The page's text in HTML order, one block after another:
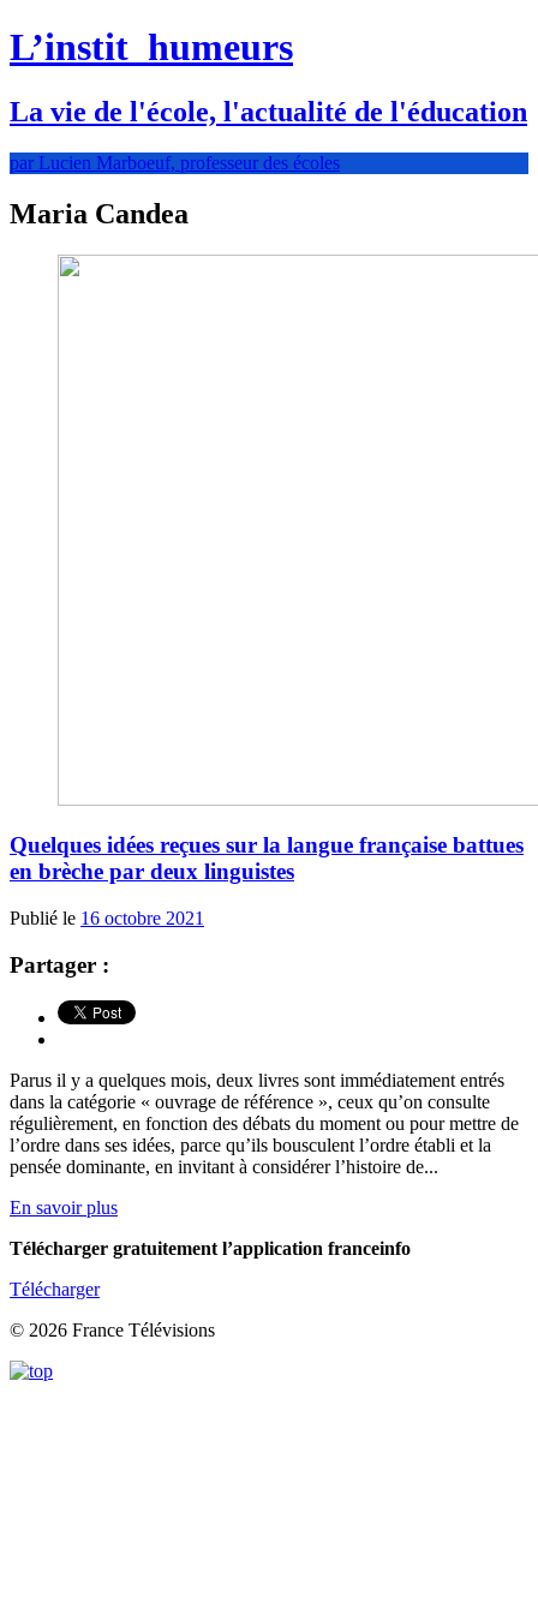
L’instit humeurs
La vie de l'école, l'actualité de l'éducation
par Lucien Marboeuf, professeur des écoles
Maria Candea
Quelques idées reçues sur la langue française battues
en brèche par deux linguistes
Publié le 16 octobre 2021
Partager :
Parus il y a quelques mois, deux livres sont immédiatement entrés
dans la catégorie « ouvrage de référence », ceux qu’on consulte
régulièrement, en fonction des débats du moment ou pour mettre de
l’ordre dans ses idées, parce qu’ils bousculent l’ordre établi et la
pensée dominante, en invitant à considérer l’histoire de...
En savoir plus
Télécharger gratuitement l’application franceinfo
Télécharger
© 2026 France Télévisions